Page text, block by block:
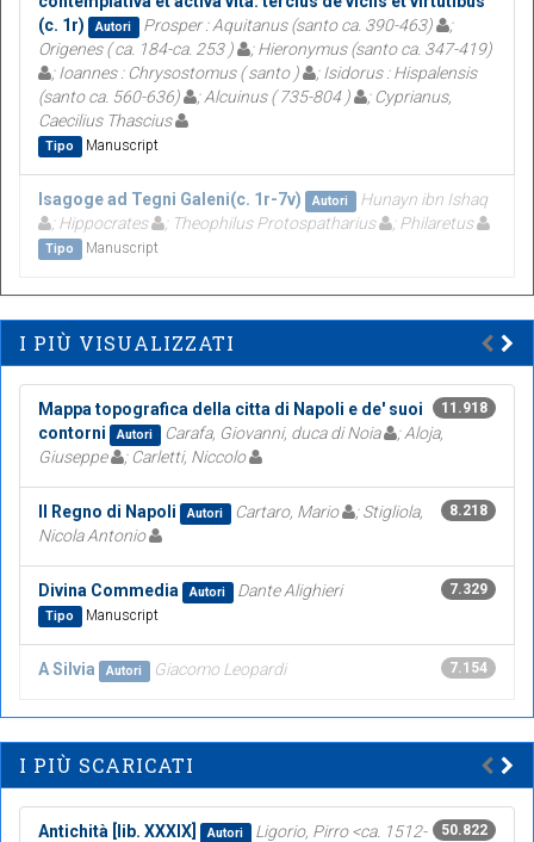
(c. 1r)
Autori Prosper : Aquitanus (santo ca. 390-463)
;
Origenes ( ca. 184-ca. 253 )
; Hieronymus (santo ca. 347-419)
; Ioannes : Chrysostomus ( santo )
; Isidorus : Hispalensis
(santo ca. 560-636)
; Alcuinus ( 735-804 )
; Cyprianus,
Caecilius Thascius
Tipo Manuscript
Isagoge ad Tegni Galeni(c. 1r-7v) Autori
Hunayn ibn Ishaq
; Hippocrates
; Theophilus Protospatharius ; Philaretus
Tipo Manuscript
I PIÙ VISUALIZZATI
11.918
Mappa topografica della citta di Napoli e de' suoi
contorni
Autori Carafa, Giovanni, duca di Noia
; Aloja,
Giuseppe
; Carletti, Niccolo
8.218
Il Regno di Napoli Autori Cartaro, Mario
; Stigliola,
Nicola Antonio
7.329
Divina Commedia Autori Dante Alighieri
Tipo Manuscript
7.154
A Silvia Autori Giacomo Leopardi
I PIÙ SCARICATI
50.822
Antichità [lib. XXXIX] Autori
Ligorio, Pirro <ca. 1512-